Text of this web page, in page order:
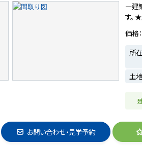
―建
す。
価格
所
土
お問い合わせ・見学予約